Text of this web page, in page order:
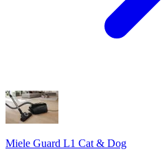
Miele Guard L1 Cat & Dog